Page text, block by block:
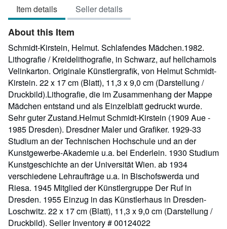
of
5
stars
Item details Seller details
About this Item
Schmidt-Kirstein, Helmut. Schlafendes Mädchen.1982.
Lithografie / Kreidelithografie, in Schwarz, auf hellchamois
Velinkarton. Originale Künstlergrafik, von Helmut Schmidt-
Kirstein. 22 x 17 cm (Blatt), 11,3 x 9,0 cm (Darstellung /
Druckbild).Lithografie, die im Zusammenhang der Mappe
Mädchen entstand und als Einzelblatt gedruckt wurde.
Sehr guter Zustand.Helmut Schmidt-Kirstein (1909 Aue -
1985 Dresden). Dresdner Maler und Grafiker. 1929-33
Studium an der Technischen Hochschule und an der
Kunstgewerbe-Akademie u.a. bei Enderlein. 1930 Studium
Kunstgeschichte an der Universität Wien. ab 1934
verschiedene Lehraufträge u.a. in Bischofswerda und
Riesa. 1945 Mitglied der Künstlergruppe Der Ruf in
Dresden. 1955 Einzug in das Künstlerhaus in Dresden-
Loschwitz. 22 x 17 cm (Blatt), 11,3 x 9,0 cm (Darstellung /
Druckbild). Seller Inventory # 00124022